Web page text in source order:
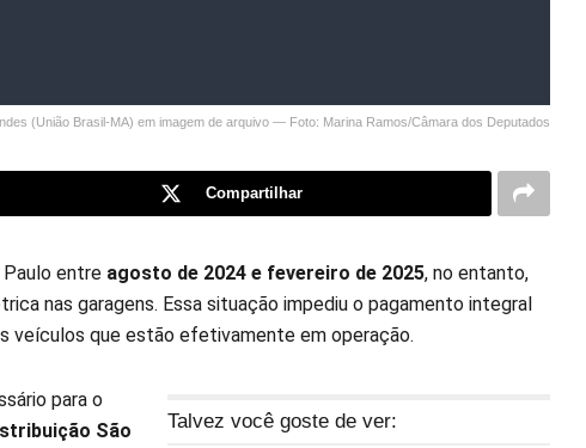
(União Brasil-MA) em imagem de arquivo — Foto: Marina Ramos/Câmara dos Deputados
Compartilhar
entre agosto de 2024 e fevereiro de 2025, no entanto,
nas garagens. Essa situação impediu o pagamento integral
veículos que estão efetivamente em operação.
Talvez você goste de ver:
para o
São